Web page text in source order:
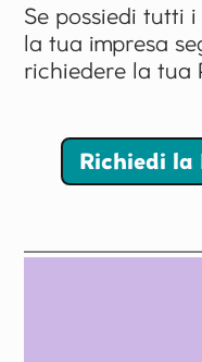
Se possiedi tutti
la tua impresa
richiedere la tua
Richiedi la